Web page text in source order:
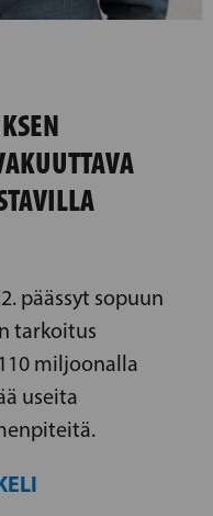
päässyt sopuun
tarkoitus
miljoonalla
useita